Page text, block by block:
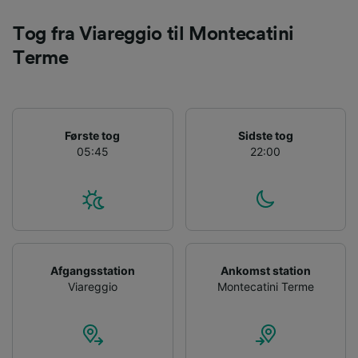
Tog fra Viareggio til Montecatini
Terme
Første tog
05:45
Sidste tog
22:00
Afgangsstation
Viareggio
Ankomst station
Montecatini Terme
enhedskarakteristika til identifikation.
Opbevare og/eller tilgå oplysninger på en
enhed. Tilpasset annoncering og indhold,
Liste over partnere (leverandører)